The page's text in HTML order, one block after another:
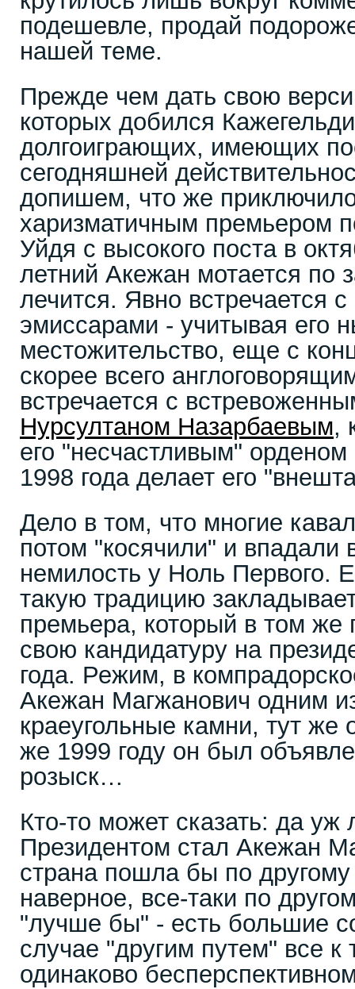
подешевле, продай
нашей теме.
Прежде чем дать свою
которых добился
долгоиграющих, имеющих
сегодняшней
допишем, что же
харизматичным премьером
Уйдя с высокого поста в
летний Акежан мотается по
лечится. Явно встречается
эмиссарами - учитывая его
местожительство, еще с
скорее всего
встречается с
Нурсултаном Назарбаевым,
его "несчастливым"
1998 года делает его
Дело в том, что многие
потом "косячили" и впадали
немилость у Ноль Первого.
такую традицию
премьера, который в том же
свою кандидатуру на
года. Режим, в
Акежан Магжанович одним
краеугольные камни, тут же
же 1999 году он был
розыск…
Кто-то может сказать: да
Президентом стал Акежан
страна пошла бы по
наверное, все-таки по
"лучше бы" - есть большие
случае "другим путем" все к
одинаково